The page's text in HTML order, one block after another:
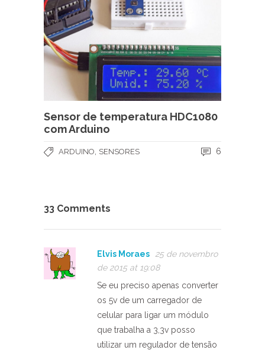
Sensor de temperatura HDC1080
com Arduino
ARDUINO SENSORES 6
33 Comments
Elvis Moraes
25 de novembro
de 2015 at 19:08
Se eu preciso apenas converter
os 5v de um carregador de
celular para ligar um módulo
que trabalha a 3,3v posso
utilizar um regulador de tensão